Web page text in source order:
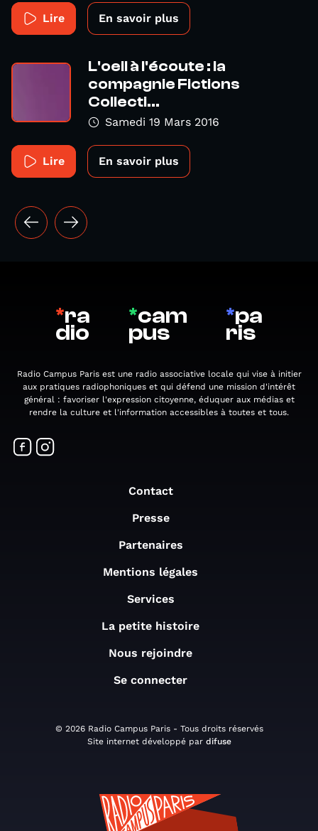
Lire En savoir plus
L'oeil à l'écoute : la
compagnie Fictions
Collecti...
Samedi 19 Mars 2016
Lire En savoir plus
*ra
dio
*cam
pus
*pa
ris
Radio Campus Paris est une radio associative locale qui vise à initier
aux pratiques radiophoniques et qui défend une mission d'intérêt
général : favoriser l'expression citoyenne, éduquer aux médias et
rendre la culture et l'information accessibles à toutes et tous.
Contact
Presse
Partenaires
Mentions légales
Services
La petite histoire
Nous rejoindre
Se connecter
© 2026 Radio Campus Paris - Tous droits réservés
Site internet développé par difuse